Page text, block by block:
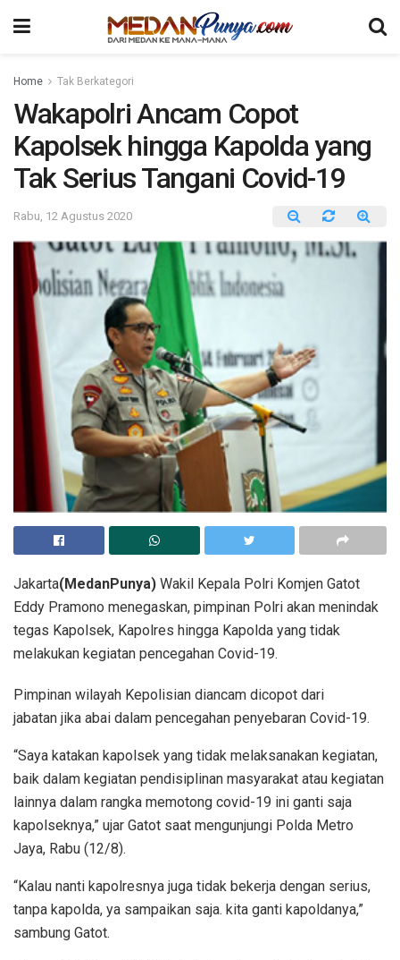
Home Tak Berkategori
Wakapolri Ancam Copot
Kapolsek hingga Kapolda yang
Tak Serius Tangani Covid-19
Rabu, 12 Agustus 2020
Jakarta(MedanPunya) Wakil Kepala Polri Komjen Gatot
Eddy Pramono menegaskan, pimpinan Polri akan menindak
tegas Kapolsek, Kapolres hingga Kapolda yang tidak
melakukan kegiatan pencegahan Covid-19.
Pimpinan wilayah Kepolisian diancam dicopot dari
jabatan jika abai dalam pencegahan penyebaran Covid-19.
“Saya katakan kapolsek yang tidak melaksanakan kegiatan,
baik dalam kegiatan pendisiplinan masyarakat atau kegiatan
lainnya dalam rangka memotong covid-19 ini ganti saja
kapolseknya,” ujar Gatot saat mengunjungi Polda Metro
Jaya, Rabu (12/8).
“Kalau nanti kapolresnya juga tidak bekerja dengan serius,
tanpa kapolda, ya sampaikan saja. kita ganti kapoldanya,”
sambung Gatot.